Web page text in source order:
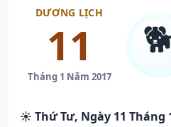
DƯƠNG LỊCH
11
Tháng 1 Năm 2017
☀️ Thứ Tư, Ngày 11 Tháng